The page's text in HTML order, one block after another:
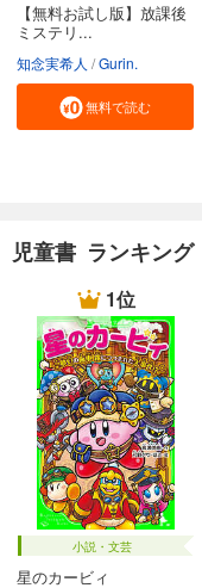
【無料お試し版】放課後
ミステリ...
知念実希人 Gurin.
無料で読む
児童書 ランキング
1位
小説・文芸
星のカービィ